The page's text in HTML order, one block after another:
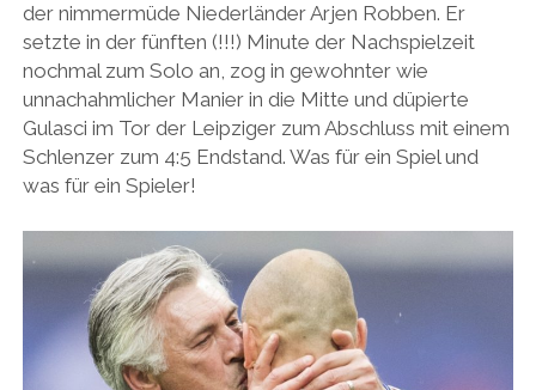
der nimmermüde Niederländer Arjen Robben. Er
setzte in der fünften (!!!) Minute der Nachspielzeit
nochmal zum Solo an, zog in gewohnter wie
unnachahmlicher Manier in die Mitte und düpierte
Gulasci im Tor der Leipziger zum Abschluss mit einem
Schlenzer zum 4:5 Endstand. Was für ein Spiel und
was für ein Spieler!